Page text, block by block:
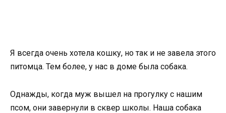
Я всегда очень хотела кошку, но так и не завела этого
питомца. Тем более, у нас в доме была собака.
Однажды, когда муж вышел на прогулку с нашим
псом, они завернули в сквер школы. Наша собака